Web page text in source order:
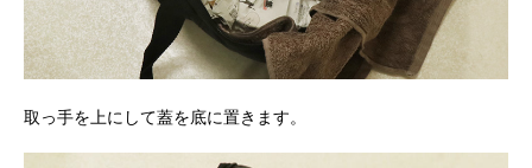
取っ手を上にして蓋を底に置きます。